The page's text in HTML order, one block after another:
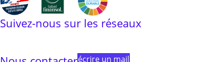
Suivez-nous sur les réseaux
écrire un mail